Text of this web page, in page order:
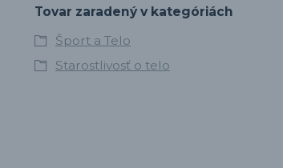
Tovar zaradený v kategóriách
Šport a Telo
Starostlivosť o telo